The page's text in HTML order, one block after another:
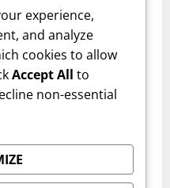
να αποφευχθεί το
η
βαθιά κατανόηση
ικανότητα να
κατά τη διάρκεια
experience,
and analyze
cookies to allow
Accept All to
non-essential